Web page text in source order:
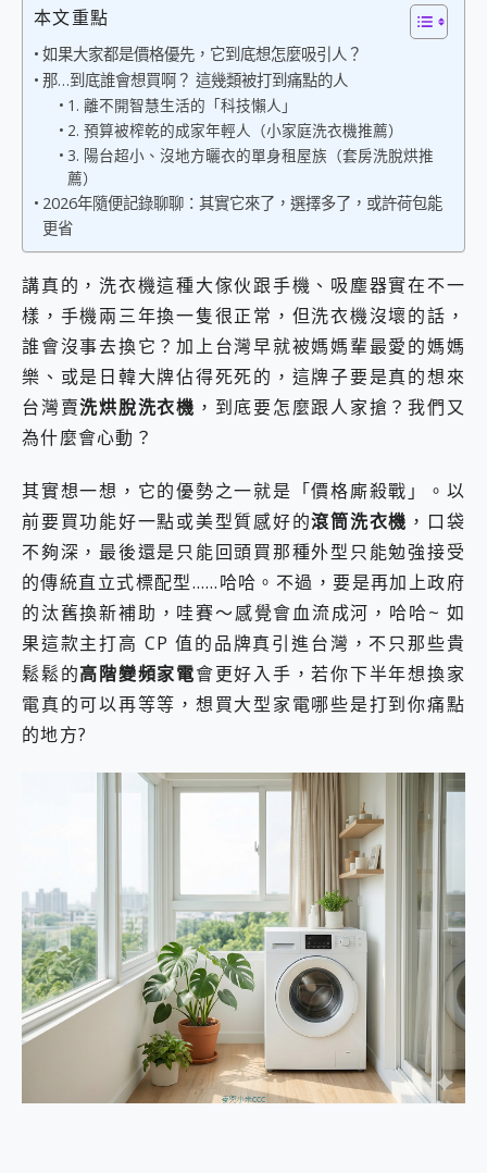
飛利浦 JS7310 ⚡【電急便｜行動儲能救車電源】 可靠的旅行夥伴！帶給您優異的安全性與強大供電效能
是螢幕也是電視! 一機超多用途「MSI微星 Modern MD272UPSW 27型」 4K IPS 輕薄商用智慧聯網螢幕 開箱 評測
您的專屬AI 助手 Yoga Slim 7 Aura Edition 觸控AI筆電 開箱 評測
realme 14 Pro 超硬軍規、冰感變色實測，realme 14 5G 遊戲戰鬥值爆表，效能x娛樂全都要！
iPhone、Apple Watch、AirPods耳機 三個設備充電一起搞定 ONPRO MagReact™ M3 3 in 1可攜摺疊無線充電器 開箱 評測
動靜皆宜「HUAWEI FreeArc」開放式耳掛耳機，無感配戴! 超穩超服貼，音質、通話也很優質
好玩好拍 vivo V50 ~ 口袋裡的 Zeiss 潮流攝影棚!
25種洗烘模式一機搞定! Roborock 衣莉莎白 H1 Neo分子篩洗脫烘 AI 滾筒洗衣機
2億 APO蔡司長焦神機降臨~ vivo X200 Pro、vivo X200 就是這麼好拍
EaseUS Vocal Remover 免費線上去聲器一鍵去除人聲 人聲 音樂分離 2024 消除人聲推薦
3 個超值 MHN 飛人工具分享~~ iToolab AnyGo 魔物獵人 Now飛人 ios教學 不出門也可以到處走
Locawhere AnyTo 寶可夢飛人 AnyTo 不出門也可以飛遍全世界
小體積 40000mAh 超大容量 一次充5個設備 充好充滿 CUKTECH 酷態科 300W 微型充電站 開箱 評測
97.3% 恢復率，資料救援就是這麼簡單 EaseUS Data Recovery Wizard Free 18.0.0 業界最好的資料救援軟體
MSI Claw 掌機專屬配件包 來囉 完美保護 MSI Claw A1M-026TW 電競掌機
人像旗艦 vivo V30 系列 開箱 評測! 首搭蔡司光學鏡頭、攝影棚級柔光環、拍攝功能最好玩的美拍神機 vivo V30 Pro
多個願望一次滿足 超強散熱 微星 MSI Claw A1M-026TW 電競掌機 開箱 評測
一吸完美對位 擁有超強吸力與超好用的隱磁支架 O-ONE MAG 最會吸的行動電源 開箱 評測
OPPO 哈蘇 300mm 專業增距鏡實測：Find X9 Ultra 光學長焦隨手拍，紀錄生活就是這麼簡單
Motorola edge 70 pro 及 moto g37 power上市，登錄在送飛利浦氣炸鍋
近八千元的 Soundcore Liberty 5 Pro Max，有螢幕的耳機會是智商稅嗎?
ASUS Pad 全面應援 Me Time，加碼愛奇藝黃金雙周卡體驗，專案價最低 NT$0 起
本文重點
如果大家都是價格優先，它到底想怎麼吸引人？
那…到底誰會想買啊？ 這幾類被打到痛點的人
1. 離不開智慧生活的「科技懶人」
2. 預算被榨乾的成家年輕人（小家庭洗衣機推薦）
3. 陽台超小、沒地方曬衣的單身租屋族（套房洗脫烘推
薦）
2026年隨便記錄聊聊：其實它來了，選擇多了，或許荷包能
更省
講真的，洗衣機這種大傢伙跟手機、吸塵器實在不一
樣，手機兩三年換一隻很正常，但洗衣機沒壞的話，
誰會沒事去換它？加上台灣早就被媽媽輩最愛的媽媽
樂、或是日韓大牌佔得死死的，這牌子要是真的想來
台灣賣洗烘脫洗衣機 ，到底要怎麼跟人家搶？我們又
為什麼會心動？
其實想一想，它的優勢之一就是「價格廝殺戰」。以
前要買功能好一點或美型質感好的滾筒洗衣機 ，口袋
不夠深，最後還是只能回頭買那種外型只能勉強接受
的傳統直立式標配型……哈哈。不過，要是再加上政府
的汰舊換新補助，哇賽～感覺會血流成河，哈哈~ 如
果這款主打高 CP 值的品牌真引進台灣，不只那些貴
鬆鬆的高階變頻家電會更好入手，若你下半年想換家
電真的可以再等等，想買大型家電哪些是打到你痛點
的地方?